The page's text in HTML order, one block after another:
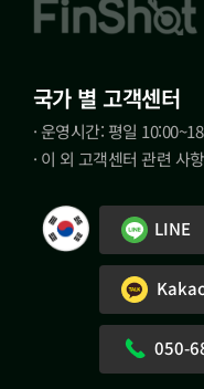
국가 별 고객센터
· 운영시간: 평일
· 이 외 고객센터 관련 사
LINE
050-